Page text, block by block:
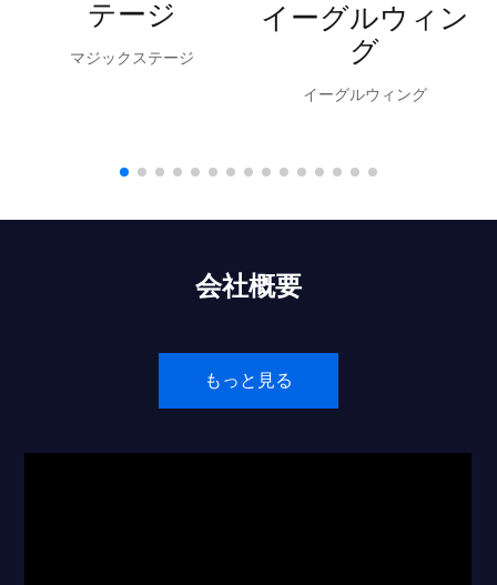
テージ
マジックステージ
イーグルウィン
グ
イーグルウィング
会社概要
もっと見る